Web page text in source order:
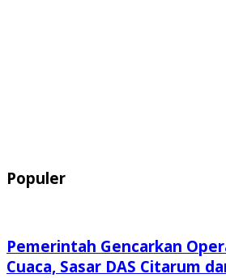
Populer
Pemerintah Gencarkan
Cuaca, Sasar DAS Citarum